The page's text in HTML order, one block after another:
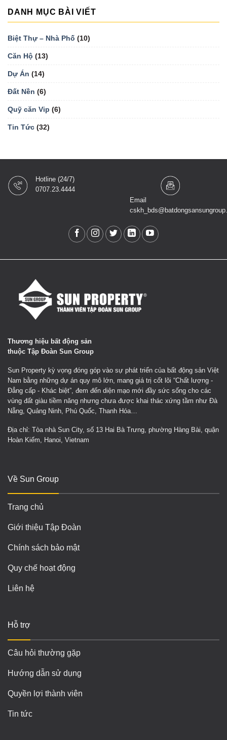
DANH MỤC BÀI VIẾT
Biệt Thự – Nhà Phố (10)
Căn Hộ (13)
Dự Án (14)
Đất Nền (6)
Quỹ căn Vip (6)
Tin Tức (32)
Hotline (24/7)
0707.23.4444
Email
Thương hiệu bất động sản
thuộc Tập Đoàn Sun Group
Sun Property kỳ vọng đóng góp vào sự phát triển của bất động sản Việt
Nam bằng những dự án quy mô lớn, mang giá trị cốt lõi “Chất lượng -
Đẳng cấp - Khác biệt”, đem đến diện mạo mới đầy sức sống cho các
vùng đất giàu tiềm năng nhưng chưa được khai thác xứng tầm như Đà
Nẵng, Quảng Ninh, Phú Quốc, Thanh Hóa…
Địa chỉ: Tòa nhà Sun City, số 13 Hai Bà Trưng, phường Hàng Bài, quận
Hoàn Kiếm, Hanoi, Vietnam
Về Sun Group
Trang chủ
Giới thiệu Tập Đoàn
Chính sách bảo mật
Quy chế hoạt động
Liên hệ
Hỗ trợ
Câu hỏi thường gặp
Hướng dẫn sử dụng
Quyền lợi thành viên
Tin tức